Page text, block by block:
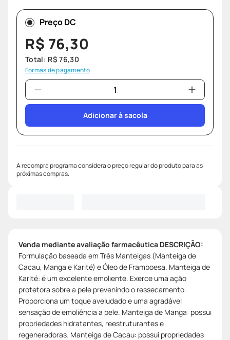
Preço DC
R$ 76,30
Total: R$ 76,30
Formas de pagamento
Adicionar à sacola
A recompra programa considera o preço regular do produto para as
próximas compras.
Venda mediante avaliação farmacêutica DESCRIÇÃO:
Formulação baseada em Três Manteigas (Manteiga de
Cacau, Manga e Karité) e Óleo de Framboesa. Manteiga de
Karité: é um excelente emoliente. Exerce uma ação
protetora sobre a pele prevenindo o ressecamento.
Proporciona um toque aveludado e uma agradável
sensação de emoliência a pele. Manteiga de Manga: possui
propriedades hidratantes, reestruturantes e
regeneradoras. Manteiga de Cacau: possui propriedades